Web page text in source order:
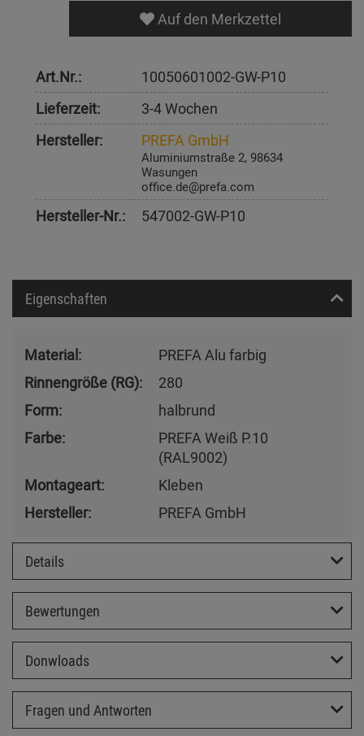
Auf den Merkzettel
Art.Nr.:
10050601002-GW-P10
Lieferzeit:
3-4 Wochen
Hersteller:
PREFA GmbH
Aluminiumstraße 2, 98634
Wasungen
office.de@prefa.com
Hersteller-Nr.: 547002-GW-P10
Eigenschaften
Material:
PREFA Alu farbig
Rinnengröße (RG):
280
Form:
halbrund
Farbe:
PREFA Weiß P.10
(RAL9002)
Montageart:
Kleben
Hersteller:
PREFA GmbH
Details
Bewertungen
Donwloads
Fragen und Antworten